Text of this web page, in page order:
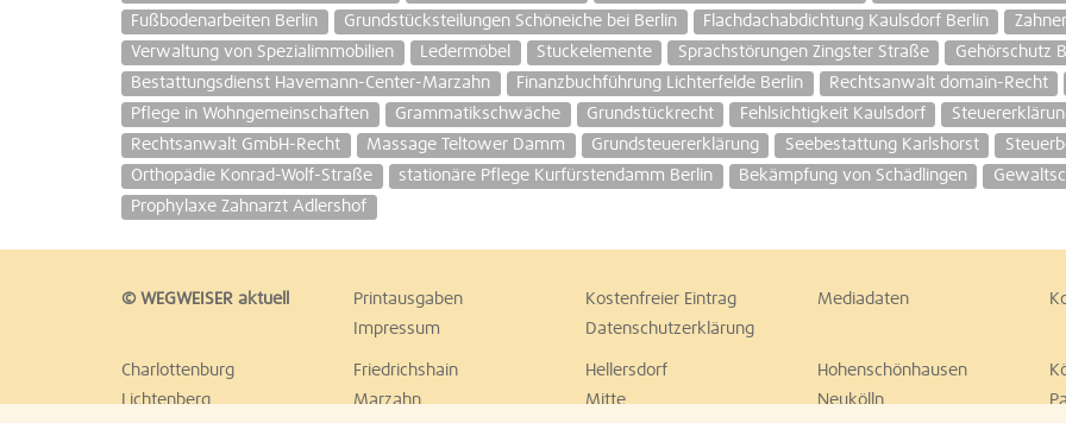
Fußbodenarbeiten Berlin
Grundstücksteilungen Schöneiche bei Berlin Flachdachabdichtung Kaulsdorf Berlin
Verwaltung von Spezialimmobilien
Ledermöbel Stuckelemente Sprachstörungen Zingster Straße Gehörschutz
Bestattungsdienst Havemann-Center-Marzahn
Finanzbuchführung Lichterfelde Berlin Rechtsanwalt domain-Recht
Pflege in Wohngemeinschaften
Grammatikschwäche Grundstückrecht Fehlsichtigkeit Kaulsdorf
Rechtsanwalt GmbH-Recht
Massage Teltower Damm Grundsteuererklärung Seebestattung Karlshorst
Orthopädie Konrad-Wolf-Straße
stationäre Pflege Kurfürstendamm Berlin Bekämpfung von Schädlingen
Prophylaxe Zahnarzt Adlershof
© WEGWEISER aktuell Printausgaben Kostenfreier Eintrag Mediadaten
Impressum
Datenschutzerklärung
Charlottenburg Friedrichshain Hellersdorf Hohenschönhausen
Lichtenberg
Marzahn Mitte Neukölln